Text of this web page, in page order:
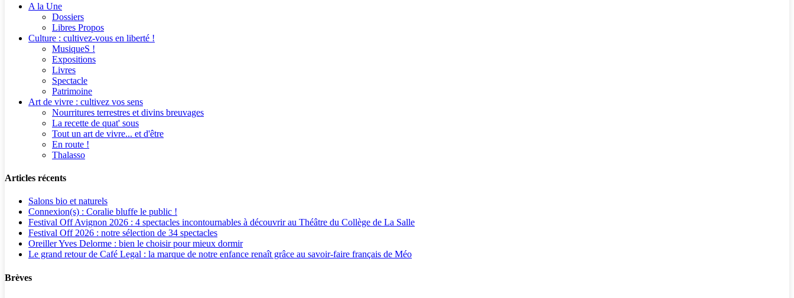
A la Une
Dossiers
Libres Propos
Culture : cultivez-vous en liberté !
MusiqueS !
Expositions
Livres
Spectacle
Patrimoine
Art de vivre : cultivez vos sens
Nourritures terrestres et divins breuvages
La recette de quat' sous
Tout un art de vivre... et d'être
En route !
Thalasso
Articles récents
Salons bio et naturels
Connexion(s) : Coralie bluffe le public !
Festival Off Avignon 2026 : 4 spectacles incontournables à découvrir au Théâtre du Collège de La Salle
Festival Off 2026 : notre sélection de 34 spectacles
Oreiller Yves Delorme : bien le choisir pour mieux dormir
Le grand retour de Café Legal : la marque de notre enfance renaît grâce au savoir-faire français de Méo
Brèves